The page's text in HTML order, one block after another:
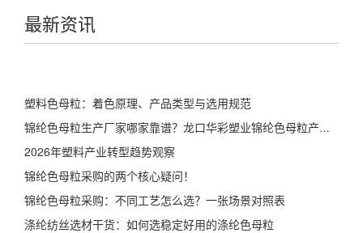
最新资讯
塑料色母粒：着色原理、产品类型与选用规范
锦纶色母粒生产厂家哪家靠谱？龙口华彩塑业锦纶色母粒产品详解
2026年塑料产业转型趋势观察
锦纶色母粒采购的两个核心疑问！
锦纶色母粒采购：不同工艺怎么选？一张场景对照表
涤纶纺丝选材干货：如何选稳定好用的涤纶色母粒